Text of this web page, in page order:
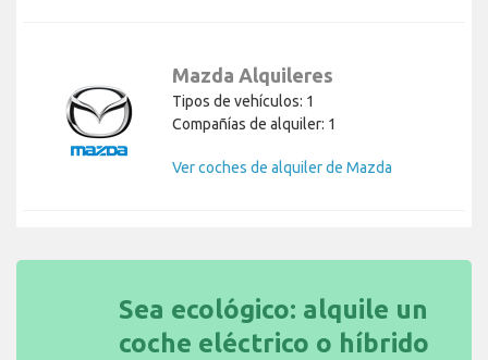
Mazda Alquileres
Tipos de vehículos: 1
Compañías de alquiler: 1
Ver coches de alquiler de Mazda
Sea ecológico: alquile un
coche eléctrico o híbrido